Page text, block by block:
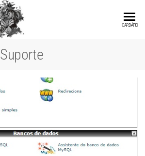
de Websites
CARDÁPIO
Suporte